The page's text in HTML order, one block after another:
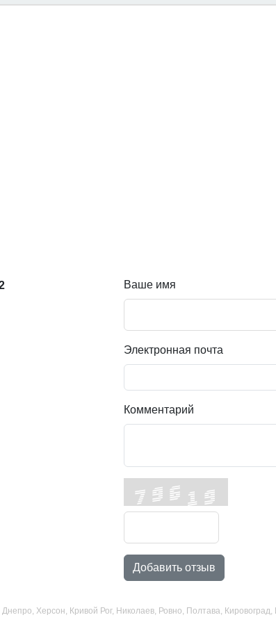
Ваше имя
Электронная почта
Комментарий
Добавить отзыв
Херсон, Кривой Рог, Николаев, Ровно, Полтава,